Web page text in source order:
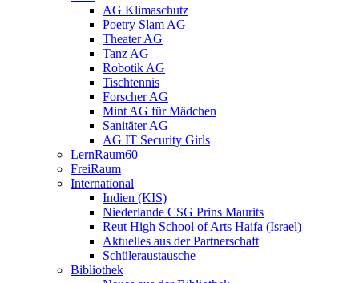
AG Klimaschutz
Poetry Slam AG
Theater AG
Tanz AG
Robotik AG
Tischtennis
Forscher AG
Mint AG für Mädchen
Sanitäter AG
AG IT Security Girls
LernRaum60
FreiRaum
International
Indien (KIS)
Niederlande CSG Prins Maurits
Reut High School of Arts Haifa (Israel)
Aktuelles aus der Partnerschaft
Schüleraustausche
Bibliothek